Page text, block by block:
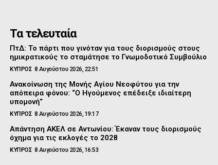
Τα τελευταία
ΠτΔ: Το πάρτι που γινόταν για τους διορισμούς στους
ημικρατικούς το σταμάτησε το Γνωμοδοτικό Συμβούλιο
ΚΥΠΡΟΣ 8 Αυγούστου 2026, 22:51
Ανακοίνωση της Μονής Αγίου Νεοφύτου για την
απόπειρα φόνου: “Ο Ηγούμενος επέδειξε ιδιαίτερη
υπομονή”
ΚΥΠΡΟΣ 8 Αυγούστου 2026, 19:17
Απάντηση ΑΚΕΛ σε Αντωνίου: Έκαναν τους διορισμούς
όχημα για τις εκλογές το 2028
ΚΥΠΡΟΣ 8 Αυγούστου 2026, 16:53